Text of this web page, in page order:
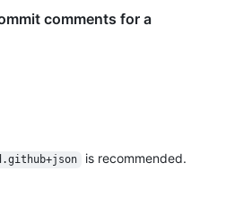
comments for a
is recommended.